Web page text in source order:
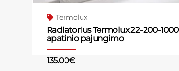
Termolux
Radiatorius Termolux 22-200-1000
apatinio pajungimo
135.00€